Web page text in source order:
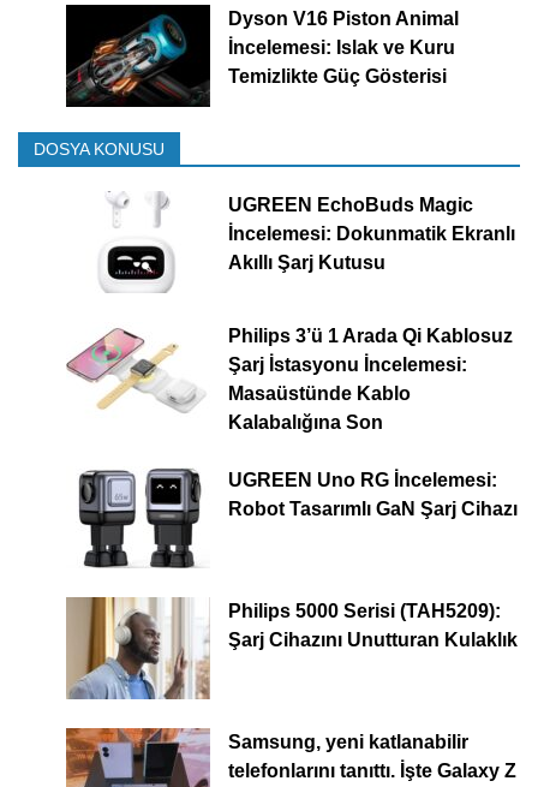
Dyson V16 Piston Animal
İncelemesi: Islak ve Kuru
Temizlikte Güç Gösterisi
DOSYA KONUSU
UGREEN EchoBuds Magic
İncelemesi: Dokunmatik Ekranlı
Akıllı Şarj Kutusu
Philips 3’ü 1 Arada Qi Kablosuz
Şarj İstasyonu İncelemesi:
Masaüstünde Kablo
Kalabalığına Son
UGREEN Uno RG İncelemesi:
Robot Tasarımlı GaN Şarj Cihazı
Philips 5000 Serisi (TAH5209):
Şarj Cihazını Unutturan Kulaklık
Samsung, yeni katlanabilir
telefonlarını tanıttı. İşte Galaxy Z